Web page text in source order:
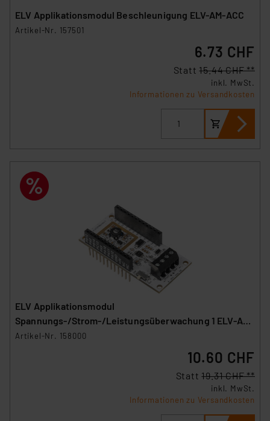
ELV Applikationsmodul Beschleunigung ELV-AM-ACC
Artikel-Nr. 157501
6.73 CHF
Statt15.44 CHF **
inkl. MwSt.
Informationen zu Versandkosten
ELV Applikationsmodul
Spannungs-/Strom-/Leistungsüberwachung 1 ELV-AM-
VCPM1
Artikel-Nr. 158000
10.60 CHF
Statt19.31 CHF **
inkl. MwSt.
Informationen zu Versandkosten